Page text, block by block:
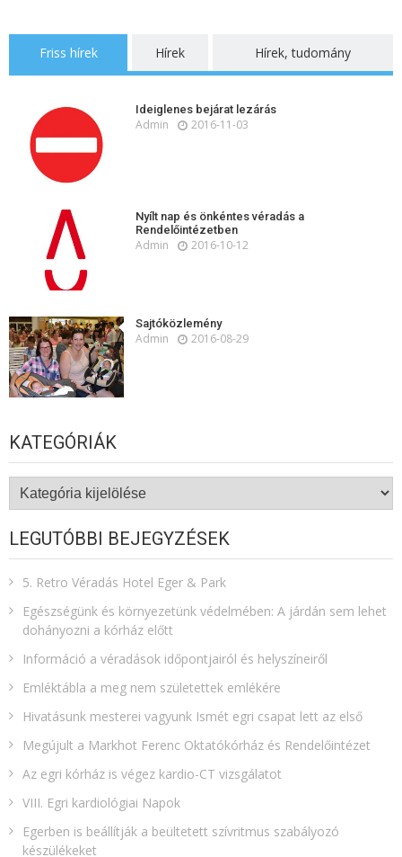
Friss hírek Hírek Hírek, tudomány
Ideiglenes bejárat lezárás
Admin 2016-11-03
Nyílt nap és önkéntes véradás a
Rendelőintézetben
Admin 2016-10-12
Sajtóközlemény
Admin 2016-08-29
KATEGÓRIÁK
Kategóriák
LEGUTÓBBI BEJEGYZÉSEK
5. Retro Véradás Hotel Eger & Park
Egészségünk és környezetünk védelmében: A járdán sem lehet
dohányozni a kórház előtt
Információ a véradások időpontjairól és helyszíneiről
Emléktábla a meg nem születettek emlékére​
Hivatásunk mesterei vagyunk Ismét egri csapat lett az első
Megújult a Markhot Ferenc Oktatókórház és Rendelőintézet
Az egri kórház is végez kardio-CT vizsgálatot
VIII. Egri kardiológiai Napok
Egerben is beállítják a beültetett szívritmus szabályozó
készülékeket